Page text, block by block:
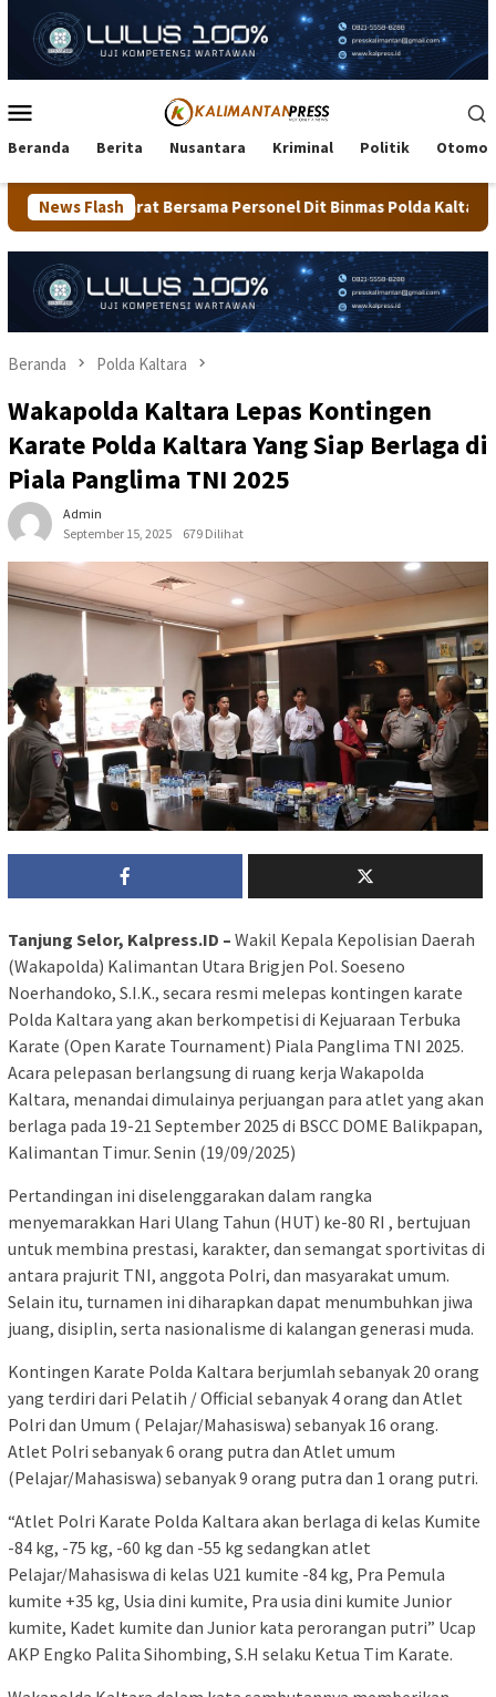
konten
Mobile
Beranda Berita Nusantara Kriminal Politik
News Flash
Personel Dit Binmas Polda Kaltara Salurkan Beras SPHP
Beranda Polda Kaltara
Wakapolda Kaltara Lepas Kontingen
Karate Polda Kaltara Yang Siap Berlaga di
Piala Panglima TNI 2025
Admin
September 15, 2025
679 Dilihat
Tanjung Selor, Kalpress.ID – Wakil Kepala Kepolisian Daerah
(Wakapolda) Kalimantan Utara Brigjen Pol. Soeseno
Noerhandoko, S.I.K., secara resmi melepas kontingen karate
Polda Kaltara yang akan berkompetisi di Kejuaraan Terbuka
Karate (Open Karate Tournament) Piala Panglima TNI 2025.
Acara pelepasan berlangsung di ruang kerja Wakapolda
Kaltara, menandai dimulainya perjuangan para atlet yang akan
berlaga pada 19-21 September 2025 di BSCC DOME Balikpapan,
Kalimantan Timur. Senin (19/09/2025)
​Pertandingan ini diselenggarakan dalam rangka
menyemarakkan Hari Ulang Tahun (HUT) ke-80 RI , bertujuan
untuk membina prestasi, karakter, dan semangat sportivitas di
antara prajurit TNI, anggota Polri, dan masyarakat umum.
Selain itu, turnamen ini diharapkan dapat menumbuhkan jiwa
juang, disiplin, serta nasionalisme di kalangan generasi muda.
Kontingen Karate Polda Kaltara berjumlah sebanyak 20 orang
yang terdiri dari Pelatih / Official sebanyak 4 orang dan Atlet
Polri dan Umum ( Pelajar/Mahasiswa) sebanyak 16 orang.
Atlet Polri sebanyak 6 orang putra dan Atlet umum
(Pelajar/Mahasiswa) sebanyak 9 orang putra dan 1 orang putri.
“Atlet Polri Karate Polda Kaltara akan berlaga di kelas Kumite
-84 kg, -75 kg, -60 kg dan -55 kg sedangkan atlet
Pelajar/Mahasiswa di kelas U21 kumite -84 kg, Pra Pemula
kumite +35 kg, Usia dini kumite, Pra usia dini kumite Junior
kumite, Kadet kumite dan Junior kata perorangan putri” Ucap
AKP Engko Palita Sihombing, S.H selaku Ketua Tim Karate.